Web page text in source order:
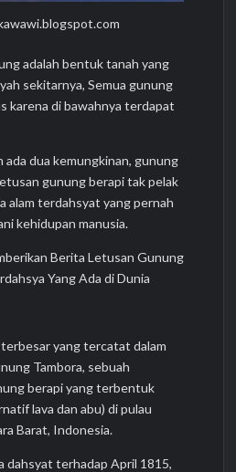
adalah bentuk tanah yang
sekitarnya, Semua gunung
karena di bawahnya terdapat
ada dua kemungkinan, gunung
gunung berapi tak pelak
alam terdahsyat yang pernah
kehidupan manusia.
Berita Letusan Gunung
Yang Ada di Dunia
yang tercatat dalam
Tambora, sebuah
berapi yang terbentuk
lava dan abu) di pulau
Barat, Indonesia.
dahsyat terhadap April 1815,